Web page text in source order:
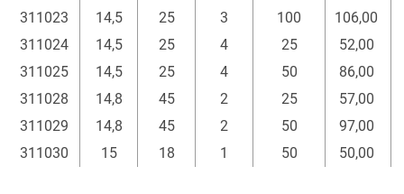
311023
14,5 25 3 100
106,00
311024
14,5 25 4 25
52,00
311025
14,5 25 4 50
86,00
311028
14,8 45 2 25
57,00
311029
14,8 45 2 50
97,00
311030
15 18 1 50 50,00